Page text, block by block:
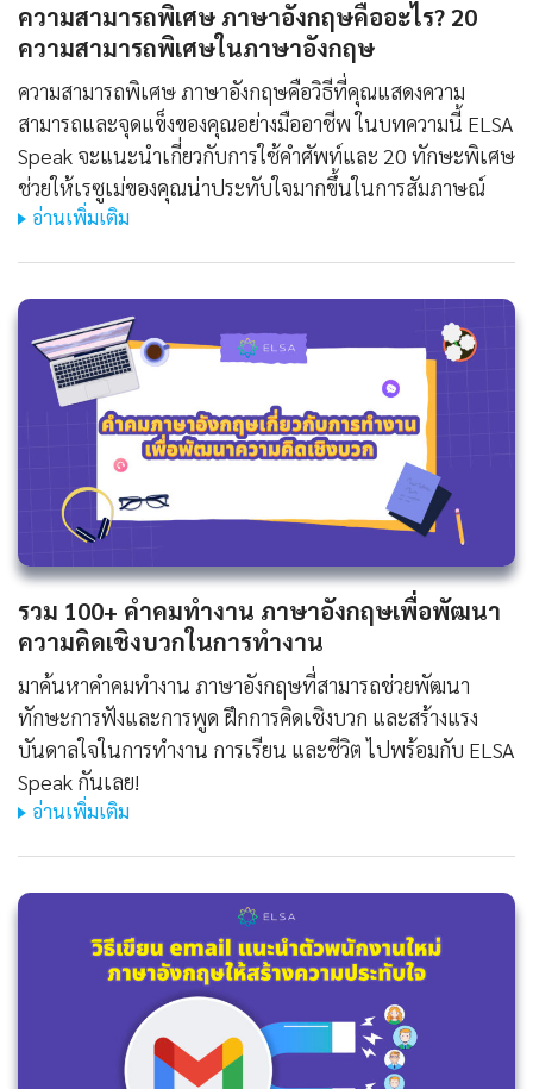
ความสามารถพิเศษ ภาษาอังกฤษคืออะไร? 20
ความสามารถพิเศษในภาษาอังกฤษ
ความสามารถพิเศษ ภาษาอังกฤษคือวิธีที่คุณแสดงความ
สามารถและจุดแข็งของคุณอย่างมืออาชีพ ในบทความนี้ ELSA
Speak จะแนะนำเกี่ยวกับการใช้คำศัพท์และ 20 ทักษะพิเศษ
ช่วยให้เรซูเม่ของคุณน่าประทับใจมากขึ้นในการสัมภาษณ์
อ่านเพิ่มเติม
รวม 100+ คําคมทํางาน ภาษาอังกฤษเพื่อพัฒนา
ความคิดเชิงบวกในการทำงาน
มาค้นหาคําคมทํางาน ภาษาอังกฤษที่สามารถช่วยพัฒนา
ทักษะการฟังและการพูด ฝึกการคิดเชิงบวก และสร้างแรง
บันดาลใจในการทำงาน การเรียน และชีวิต ไปพร้อมกับ ELSA
Speak กันเลย!
อ่านเพิ่มเติม